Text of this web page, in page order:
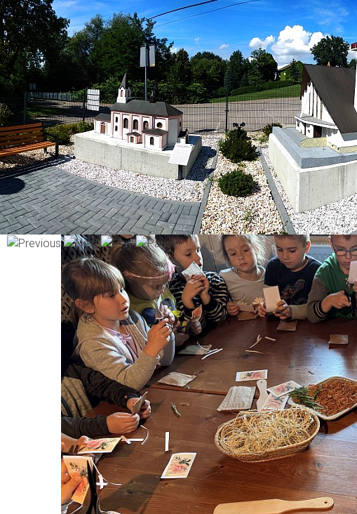
27 maj 2025
Obchody Dnia Mamy w
warsztaty "Mydła i
Kategoria:Aktualności Super User Odsłony: 803
Z okazji Dnia Mamy Muzeum Regionalne w
liczne grono młodych odkrywców. Pod hasłem
ekologiczne mydła i pachnidła, które mogły stać się